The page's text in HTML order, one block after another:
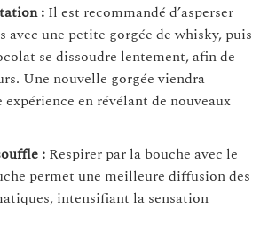
:Il est recommandé d’asperser
avec une petite gorgée de whisky, puis
se dissoudre lentement, afin de
Une nouvelle gorgée viendra
en révélant de nouveaux
:Respirer par la bouche avec le
permet une meilleure diffusion des
intensifiant la sensation